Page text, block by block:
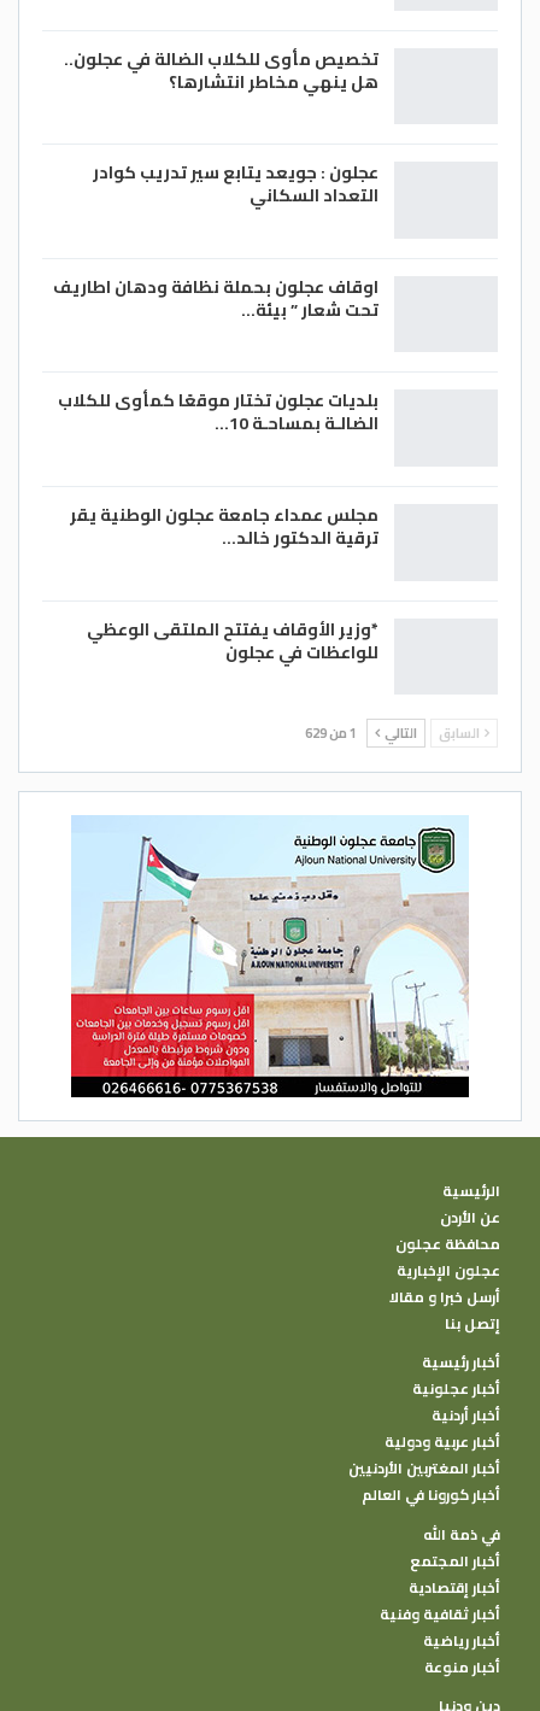
تخصيص مأوى للكلاب الضالة في عجلون..
هل ينهي مخاطر انتشارها؟
عجلون : جويعد يتابع سير تدريب كوادر
التعداد السكاني
اوقاف عجلون بحملة نظافة ودهان اطاريف
تحت شعار ” بيئة…
بلديات عجلون تختار موقعًا كمأوى للكلاب
الضالـة بمساحـة 10…
مجلس عمداء جامعة عجلون الوطنية يقر
ترقية الدكتور خالد…
*وزير الأوقاف يفتتح الملتقى الوعظي
للواعظات في عجلون
السابق التالي 1 من 629
الرئيسية
عن الأردن
محافظة عجلون
عجلون الإخبارية
أرسل خبرا و مقالا
إتصل بنا
أخبار رئيسية
أخبار عجلونية
أخبار أردنية
أخبار عربية ودولية
أخبار المغتربين الأردنيين
أخبار كورونا في العالم
في ذمة الله
أخبار المجتمع
أخبار إقتصادية
أخبار ثقافية وفنية
أخبار رياضية
أخبار منوعة